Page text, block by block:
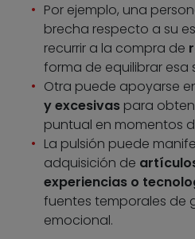
Por ejemplo, una
brecha respecto a su
recurrir a la compra de
forma de equilibrar esa
Otra puede apoyarse
y excesivas para
puntual en momentos
La pulsión puede
adquisición de
experiencias o
fuentes temporales de
emocional.